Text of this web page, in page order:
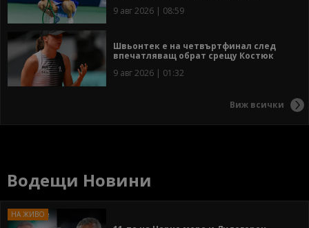
9 авг 2026 | 08:59
Швьонтек е на четвъртфинал след
впечатляващ обрат срещу Костюк
9 авг 2026 | 01:32
Виж всички
Водещи Новини